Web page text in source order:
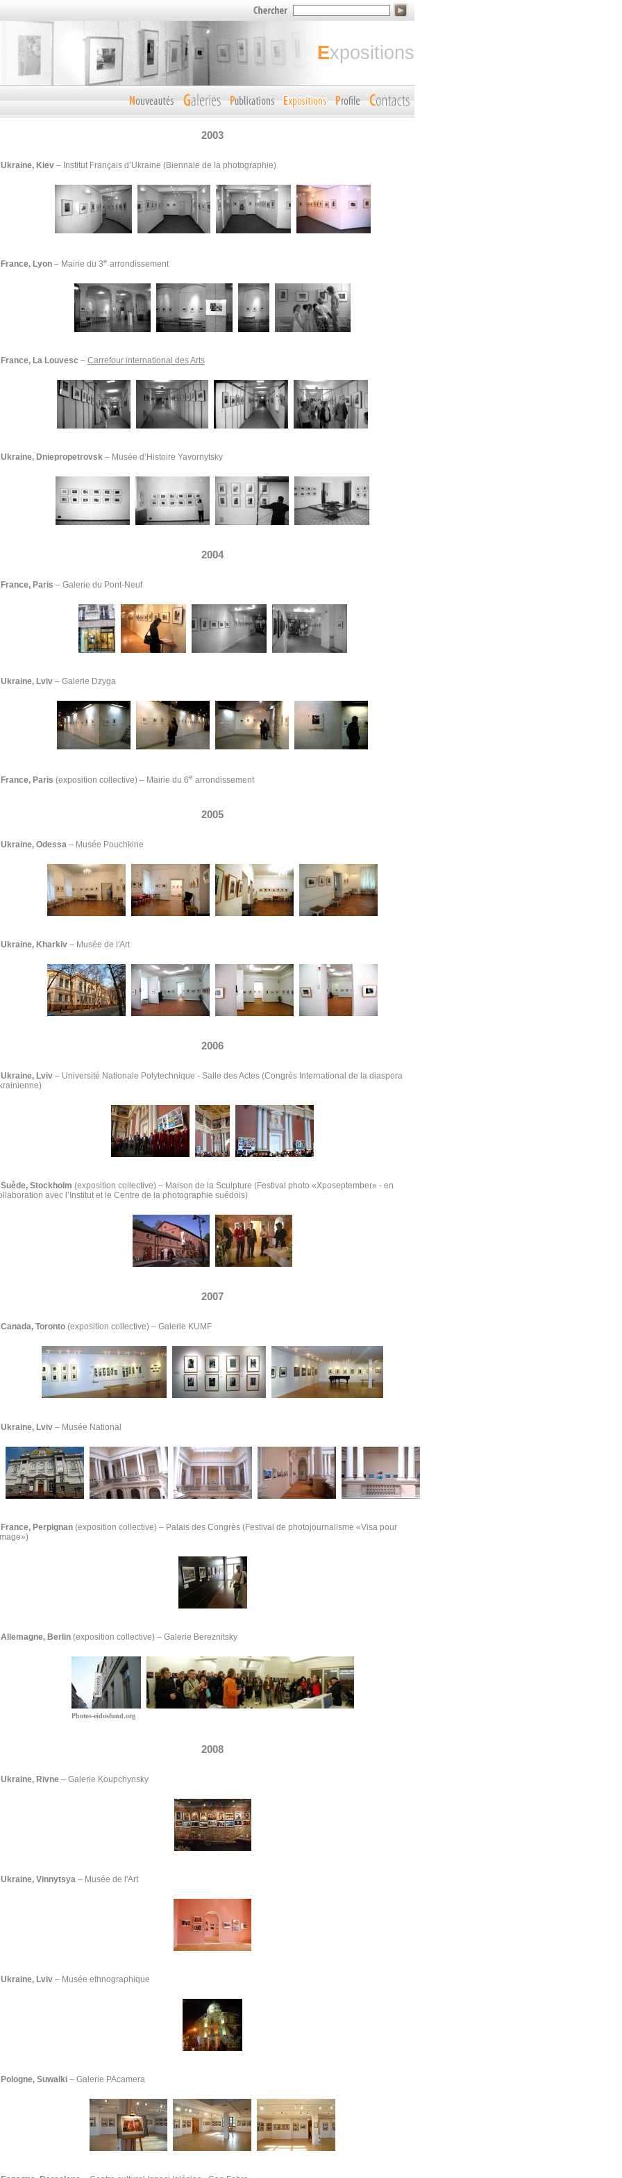
expositions
2003
Ukraine, Kiev – Institut Français d’Ukraine (Biennale de la photographie)
France, Lyon – Mairie du 3e arrondissement
France, La Louvesc – Carrefour international des Arts
Ukraine, Dniepropetrovsk – Musée d’Histoire Yavornytsky
2004
France, Paris – Galerie du Pont-Neuf
Ukraine, Lviv – Galerie Dzyga
France, Paris (exposition collective) – Mairie du 6e arrondissement
2005
Ukraine, Odessa – Musée Pouchkine
Ukraine, Kharkiv – Musée de l'Art
2006
Ukraine, Lviv – Université Nationale Polytechnique - Salle des Actes (Congrès International de la diaspora
Stockholm (exposition collective) – Maison de la Sculpture (Festival photo «Xposeptember» - en
avec l’Institut et le Centre de la photographie suédois)
2007
Toronto (exposition collective) – Galerie KUMF
Lviv – Musée National
Perpignan (exposition collective) – Palais des Congrès (Festival de photojournalisme «Visa pour
Berlin (exposition collective) – Galerie Bereznitsky
Photos-eidosfund.org
2008
Ukraine, Rivne – Galerie Koupchynsky
Ukraine, Vinnytsya – Musée de l'Art
Ukraine, Lviv – Musée ethnographique
Suwalki – Galerie PAcamera